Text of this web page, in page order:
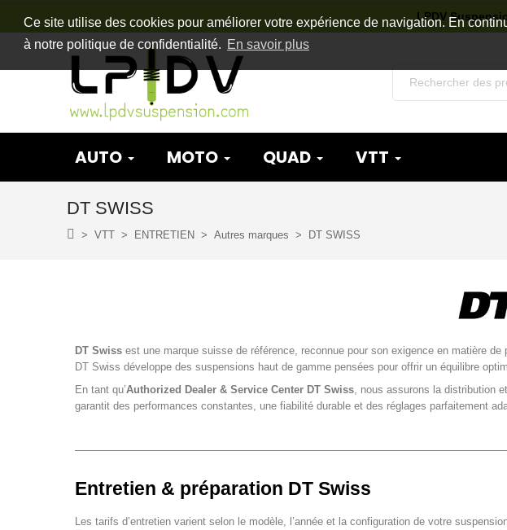
Ce site utilise des cookies pour améliorer votre expérience de navigation. En
à notre politique de confidentialité. En savoir plus
LPDV
AUTO MOTO QUAD VTT
DT SWISS
VTT ENTRETIEN Autres marques DT SWISS
DT Swiss est une marque suisse de référence, reconnue pour son exigence en matière
DT Swiss développe des suspensions haut de gamme pensées pour offrir un équilibre
En tant qu’Authorized Dealer & Service Center DT Swiss, nous assurons la distribution
garantit des performances constantes, une fiabilité durable et des réglages parfaitement
Entretien & préparation DT Swiss
Les tarifs d’entretien varient selon le modèle, l’année et la configuration de votre